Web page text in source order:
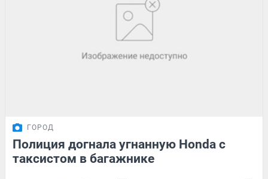
ГОРОД
Полиция догнала угнанную Honda с
таксистом в багажнике